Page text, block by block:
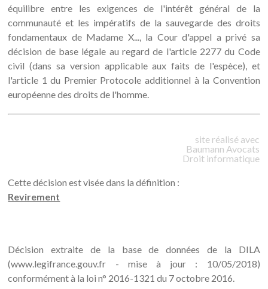
équilibre entre les exigences de l'intérêt général de la
communauté et les impératifs de la sauvegarde des droits
fondamentaux de Madame X..., la Cour d'appel a privé sa
décision de base légale au regard de l'article 2277 du Code
civil (dans sa version applicable aux faits de l'espèce), et
l'article 1 du Premier Protocole additionnel à la Convention
européenne des droits de l'homme.
site réalisé avec
Baumann Avocats
Droit informatique
Cette décision est visée dans la définition :
Revirement
Décision extraite de la base de données de la DILA
(www.legifrance.gouv.fr - mise à jour : 10/05/2018)
conformément à la loi n° 2016-1321 du 7 octobre 2016.